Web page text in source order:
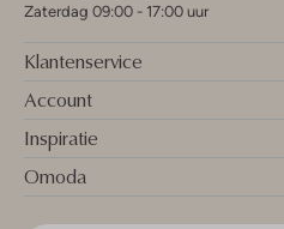
Zaterdag 09:00 - 17:00 uur
Klantenservice
Account
Inspiratie
Omoda